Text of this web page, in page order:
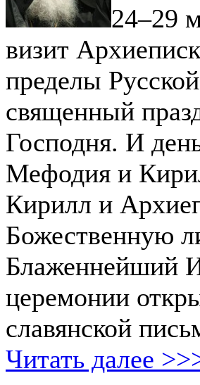
24–29
визит
пределы
священный
Господня. И
Мефодия и
Кирилл и
Божественную
Блаженнейший
церемонии
славянской
Читать далее